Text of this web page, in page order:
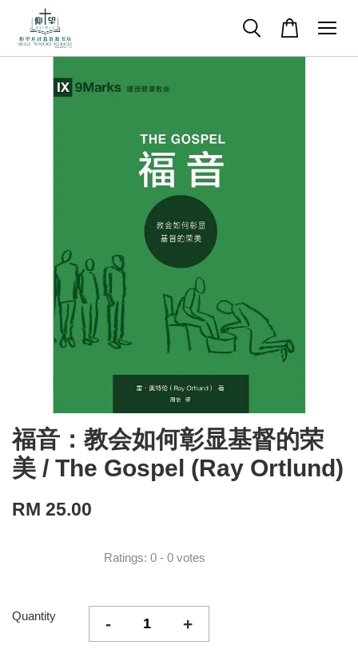
福音：教会如何彰显基督的荣
美 / The Gospel (Ray Ortlund)
RM 25.00
Ratings: 0 - 0 votes
Quantity - +